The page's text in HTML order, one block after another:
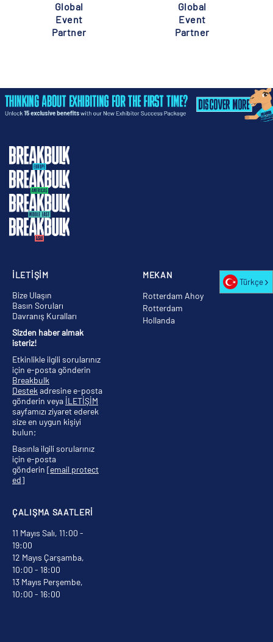
Global
Event
Partner
Global
Event
Partner
MEKAN
Rotterdam Ahoy
Rotterdam
Hollanda
ÇALIŞMA SAATLERİ
11 Mayıs Salı, 11:00 -
19:00
12 Mayıs Çarşamba,
10:00 - 18:00
13 Mayıs Perşembe,
10:00 - 16:00
İLETİŞİM
Bize Ulaşın
Basın Soruları
Davranış Kuralları
Sizden haber almak
isteriz!
Etkinlikle ilgili sorularınız
için e-posta gönderin
Breakbulk
Destek adresine e-posta
gönderin veya İLETİŞİM
sayfamızı ziyaret ederek
size en uygun kişiyi
bulun;
Basınla ilgili sorularınız
için e-posta
gönderin [email protect
ed]
Türkçe